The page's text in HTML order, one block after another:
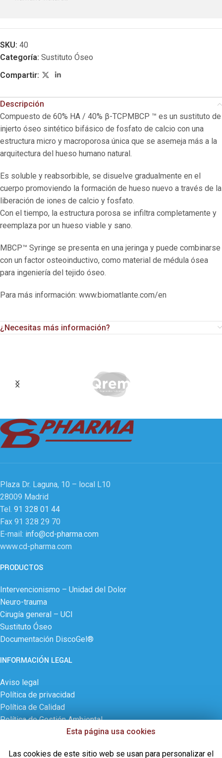
SKU: 40
Categoría: Sustituto Óseo
Compartir:
Descripción
Compuesto de 60% HA / 40% β-TCPMBCP ™ es un sustituto de
injerto óseo sintético bifásico de fosfato de calcio con una
estructura micro y macroporosa única que se asemeja más a la
arquitectura del hueso humano natural.
Es soluble y reabsorbible, se disuelve gradualmente en el
cuerpo promoviendo la formación de hueso nuevo a través de la
liberación de iones de calcio y fosfato.
Con el tiempo, la estructura porosa se infiltra completamente y
reemplaza por un hueso viable y sano.
MBCP™ Syringe se presenta en una jeringa y puede combinarse
con un factor osteoinductivo, como material de médula ósea
para ingeniería del tejido óseo.
Para más información: www.biomatlante.com/en
¿Necesitas más información?
Plaza Dr. Laguna, 10 – local L10
28009 Madrid
Tel. 91 328 01 44
Fax 91 328 29 70
E-mail: info@cd-pharma.com
www.cd-pharma.com
PRODUCTOS
Intervencionismo – Unidad del Dolor
Neuro-trauma
Cirugía general – UCI
Sustituto Óseo
Documentación DiscoGel®
INFORMACIÓN LEGAL
Aviso legal
Política de privacidad
Política de Calidad
Política de Gestión Ambiental
Esta página usa cookies
Las cookies de este sitio web se usan para personalizar el